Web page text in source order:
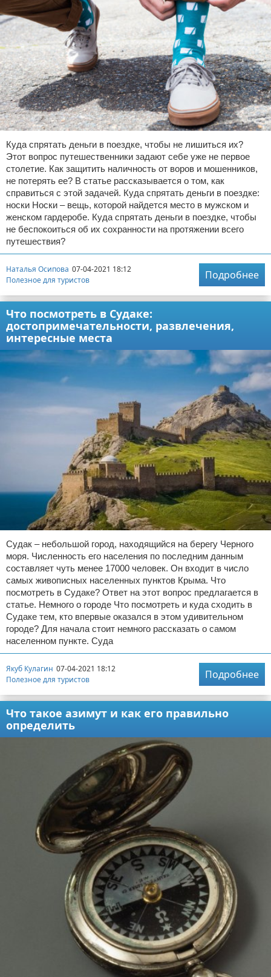
Куда спрятать деньги в поездке, чтобы не лишиться их?
Этот вопрос путешественники задают себе уже не первое
столетие. Как защитить наличность от воров и мошенников,
не потерять ее? В статье рассказывается о том, как
справиться с этой задачей. Куда спрятать деньги в поездке:
носки Носки – вещь, которой найдется место в мужском и
женском гардеробе. Куда спрятать деньги в поездке, чтобы
не беспокоиться об их сохранности на протяжении всего
путешествия?
Наталья Осипова 07-04-2021 18:12
Полезное для туристов
Подробнее
Что посмотреть в Судаке:
достопримечательности, развлечения,
интересные места
Судак – небольшой город, находящийся на берегу Черного
моря. Численность его населения по последним данным
составляет чуть менее 17000 человек. Он входит в число
самых живописных населенных пунктов Крыма. Что
посмотреть в Судаке? Ответ на этот вопрос предлагается в
статье. Немного о городе Что посмотреть и куда сходить в
Судаке тем, кто впервые оказался в этом удивительном
городе? Для начала стоит немного рассказать о самом
населенном пункте. Суда
Якуб Кулагин 07-04-2021 18:12
Полезное для туристов
Подробнее
Что такое азимут и как его правильно
определить